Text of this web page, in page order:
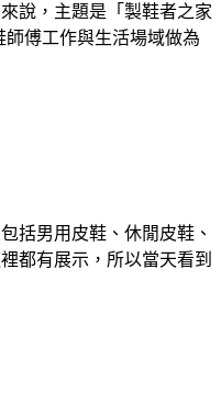
說，主題是「製鞋者之家
師傅工作與生活場域做為
括男用皮鞋、休閒皮鞋、
都有展示，所以當天看到